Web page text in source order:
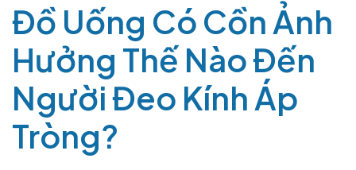
Đồ Uống Có Cồn Ảnh
Hưởng Thế Nào Đến
Người Đeo Kính Áp
Tròng?